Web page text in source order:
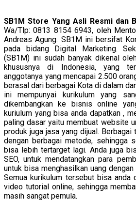
SB1M Store Yang Asli Resmi dan
Wa/Tlp: 0813 8154 6943, oleh
Andreas Agung. SB1M ini bersifat
pada bidang Digital Marketing.
(SB1M) ini sudah banyak dikenal
khususnya di Indonesia, yang
anggotanya yang mencapai 2.500
berasal dari berbagai Kota di dalam
ini mempunyai kurikulum yang
dikembangkan ke bisnis online
kuriulum yang bisa anda dapatkan ,
paling dasar yaitu membuat website
produk juga jasa yang dijual.
dengan berbagai metode, sehingga
bisa lebih tertarget lagi. Anda juga
SEO, untuk mendatangkan para
untuk bisa menghasilkan uang dengan
Semua kurikulum tersebut bisa anda
video tutorial online, sehingga
masih sangat pemula.